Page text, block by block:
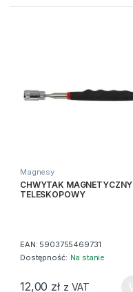
Magnesy
CHWYTAK MAGNETYCZNY
TELESKOPOWY
EAN: 5903755469731
Dostępność: Na stanie
12,00 zł z VAT